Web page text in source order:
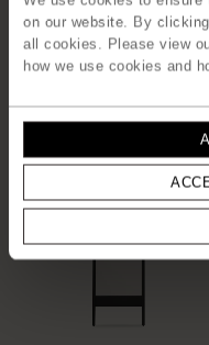
on our website. By
all cookies. Please view
how we use cookies and